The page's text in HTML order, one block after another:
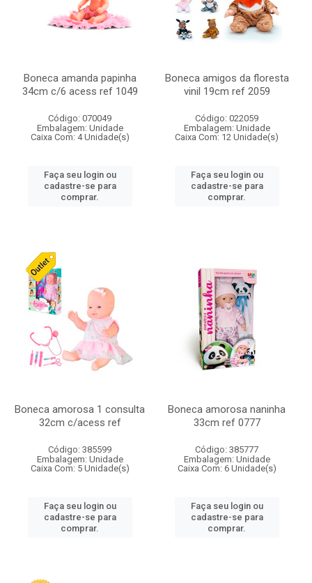
Boneca amanda papinha
34cm c/6 acess ref 1049
Código: 070049
Embalagem: Unidade
Caixa Com: 4 Unidade(s)
Faça seu login ou
cadastre-se para
comprar.
Boneca amigos da floresta
vinil 19cm ref 2059
Código: 022059
Embalagem: Unidade
Caixa Com: 12 Unidade(s)
Faça seu login ou
cadastre-se para
comprar.
Boneca amorosa 1 consulta
32cm c/acess ref
Código: 385599
Embalagem: Unidade
Caixa Com: 5 Unidade(s)
Faça seu login ou
cadastre-se para
comprar.
Boneca amorosa naninha
33cm ref 0777
Código: 385777
Embalagem: Unidade
Caixa Com: 6 Unidade(s)
Faça seu login ou
cadastre-se para
comprar.